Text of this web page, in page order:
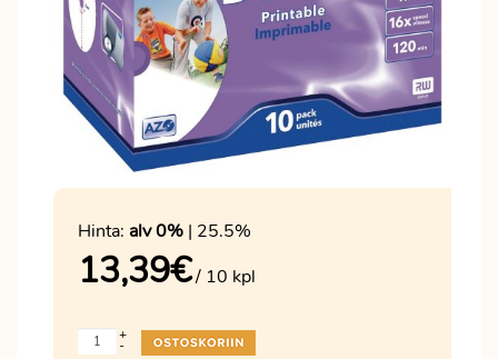
Hinta: alv 0% | 25.5%
13,39€/ 10 kpl
-
+